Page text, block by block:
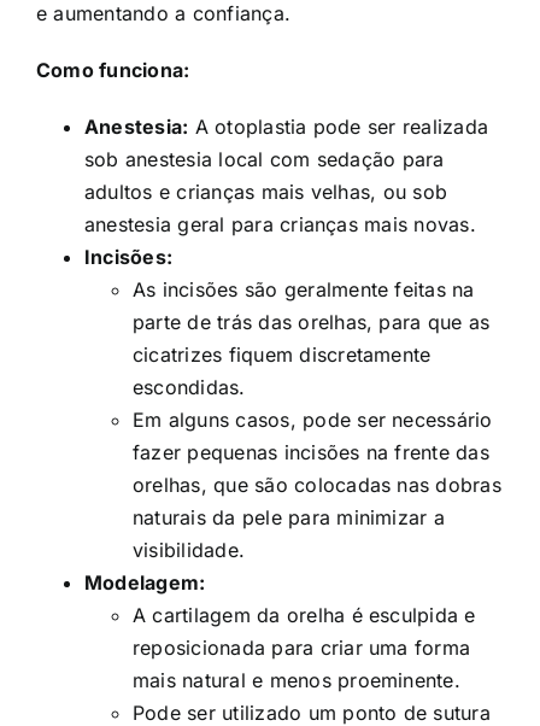
e aumentando a confiança.
Como funciona:
Anestesia: A otoplastia pode ser realizada
sob anestesia local com sedação para
adultos e crianças mais velhas, ou sob
anestesia geral para crianças mais novas.
Incisões:
As incisões são geralmente feitas na
parte de trás das orelhas, para que as
cicatrizes fiquem discretamente
escondidas.
Em alguns casos, pode ser necessário
fazer pequenas incisões na frente das
orelhas, que são colocadas nas dobras
naturais da pele para minimizar a
visibilidade.
Modelagem:
A cartilagem da orelha é esculpida e
reposicionada para criar uma forma
mais natural e menos proeminente.
Pode ser utilizado um ponto de sutura